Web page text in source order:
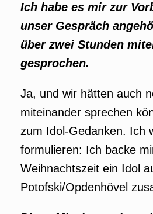
Ich habe es mir zur
unser Gespräch
über zwei Stunden
gesprochen.
Ja, und wir hätten auch
miteinander sprechen
zum Idol-Gedanken. Ich
formulieren: Ich backe
Weihnachtszeit ein Idol
Potofski/Opdenhövel